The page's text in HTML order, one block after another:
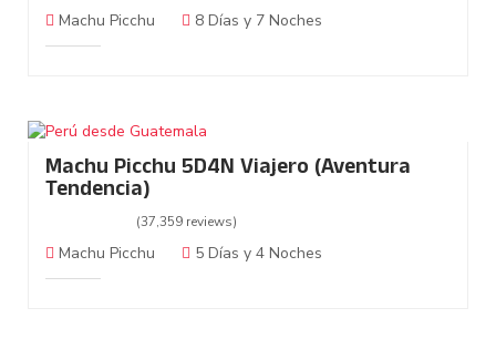
Machu Picchu 8 Días y 7 Noches
Machu Picchu 5D4N Viajero (Aventura
Tendencia)
(37,359 reviews)
Machu Picchu 5 Días y 4 Noches